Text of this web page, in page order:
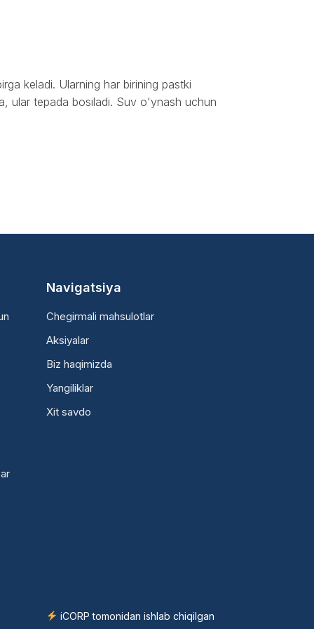
keladi. Ularning har birining pastki
ular tepada bosiladi. Suv o'ynash uchun
Navigatsiya
Chegirmali mahsulotlar
Aksiyalar
Biz haqimizda
Yangiliklar
Xit savdo
iCORP tomonidan ishlab chiqilgan